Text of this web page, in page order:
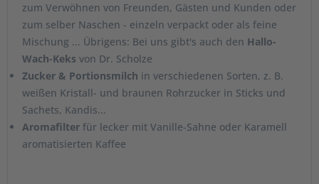
zum Verwöhnen von Freunden, Gästen und Kunden oder
zum selber Naschen - einzeln verpackt oder als feine
Mischung ... Übrigens: Bei uns gibt's auch den Hallo-
Wach-Keks von Dr. Scholze
Zucker & Portionsmilch in verschiedenen Sorten, z. B.
weißen Kristall- und braunen Rohrzucker in Sticks und
Sachets, Kandis...
Aromafilter für lecker mit Vanille-Sahne oder Karamell
aromatisierten Kaffee